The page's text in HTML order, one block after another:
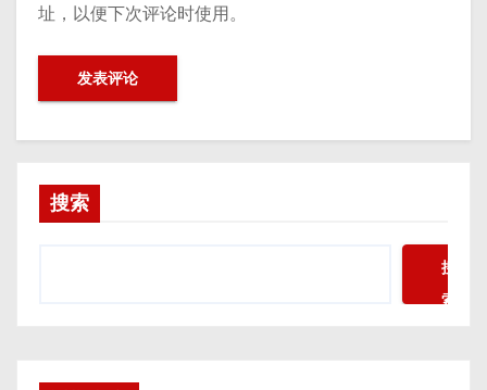
址，以便下次评论时使用。
搜索
搜
索